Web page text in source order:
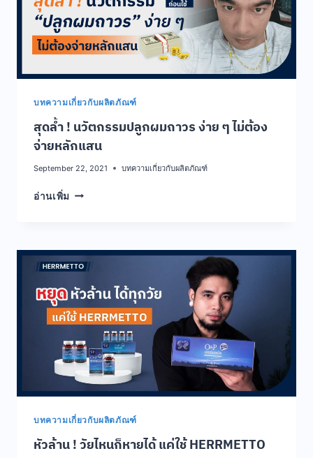
ผม
ร่วง
ได้
จริง
?
บทความเกี่ยวกับผลิตภัณฑ์
สุดล้ำ ! นวัตกรรมปลูกผมถาวร ง่าย ๆ ไม่ต้อง
จ่ายหลักแสน
September 22, 2021 บทความเกี่ยวกับผลิตภัณฑ์
อ่านเพิ่ม สุด
ปลูก
ผม
ง่าย
ๆ
ไม่
ต้อง
จ่าย
หลัก
แสน
บทความเกี่ยวกับผลิตภัณฑ์
หัวล้าน ! วัยไหนก็หายได้ แค่ใช้ HERRMETTO